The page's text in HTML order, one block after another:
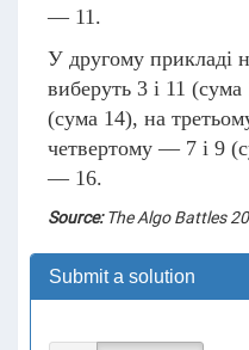
— 11.
У другому прикладі
виберуть 3 і 11
(сума 14), на
четвертому — 7 і 9
— 16.
Source:The Algo Battles
Submit a solution